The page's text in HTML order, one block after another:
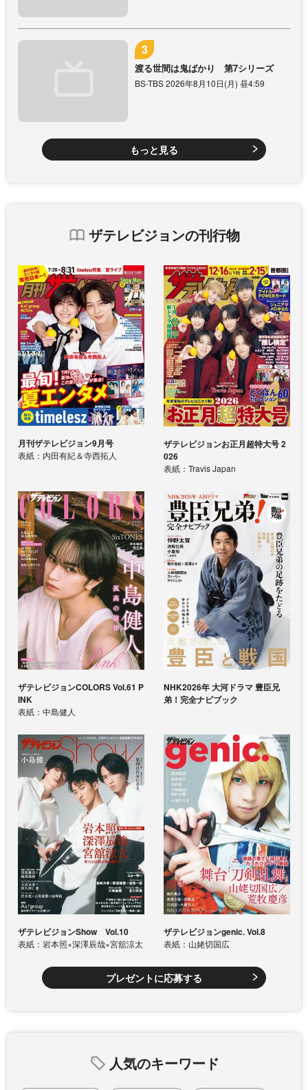
渡る世間は鬼ばかり 第7シリーズ
BS-TBS 2026年8月10日(月) 昼4:59
もっと見る
ザテレビジョンの刊行物
月刊ザテレビジョン9月号
表紙：内田有紀＆寺西拓人
ザテレビジョンお正月超特大号 2
026
表紙：Travis Japan
ザテレビジョンCOLORS Vol.61 P
INK
表紙：中島健人
NHK2026年 大河ドラマ 豊臣兄
弟！完全ナビブック
ザテレビジョンShow Vol.10
表紙：岩本照×深澤辰哉×宮舘涼太
ザテレビジョンgenic. Vol.8
表紙：山姥切国広
プレゼントに応募する
人気のキーワード